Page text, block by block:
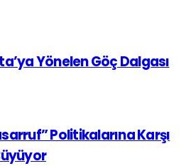
Yönelen Göç Dalgası
Politikalarına Karşı